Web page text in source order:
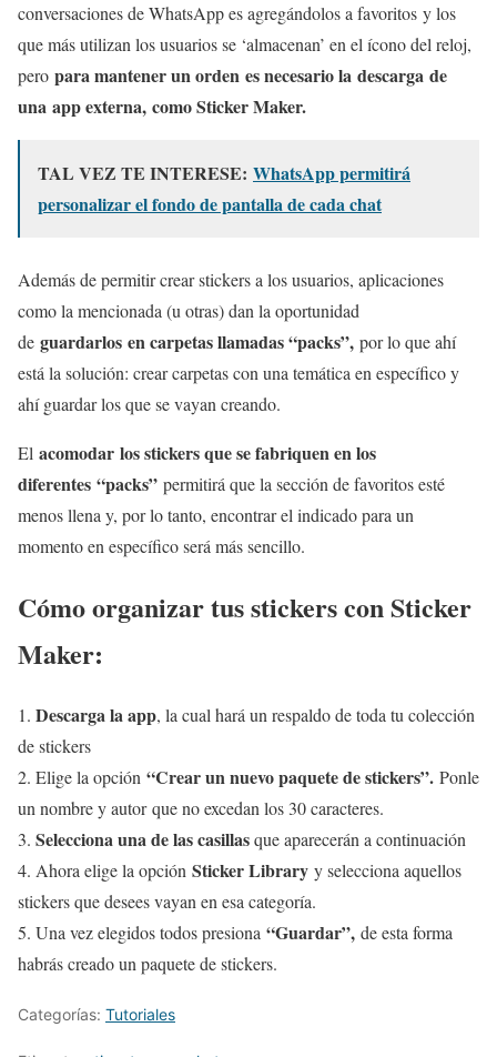
conversaciones de WhatsApp es agregándolos a favoritos y los
que más utilizan los usuarios se ‘almacenan’ en el ícono del reloj,
pero para mantener un orden es necesario la descarga de
una app externa, como Sticker Maker.
TAL VEZ TE INTERESE: WhatsApp permitirá
personalizar el fondo de pantalla de cada chat
Además de permitir crear stickers a los usuarios, aplicaciones
como la mencionada (u otras) dan la oportunidad
de guardarlos en carpetas llamadas “packs”, por lo que ahí
está la solución: crear carpetas con una temática en específico y
ahí guardar los que se vayan creando.
El acomodar los stickers que se fabriquen en los
diferentes “packs” permitirá que la sección de favoritos esté
menos llena y, por lo tanto, encontrar el indicado para un
momento en específico será más sencillo.
Cómo organizar tus stickers con Sticker
Maker:
1. Descarga la app, la cual hará un respaldo de toda tu colección
de stickers
2. Elige la opción “Crear un nuevo paquete de stickers”. Ponle
un nombre y autor que no excedan los 30 caracteres.
3. Selecciona una de las casillasque aparecerán a continuación
4. Ahora elige la opción Sticker Library y selecciona aquellos
stickers que desees vayan en esa categoría.
5. Una vez elegidos todos presiona “Guardar”, de esta forma
habrás creado un paquete de stickers.
Categorías: Tutoriales